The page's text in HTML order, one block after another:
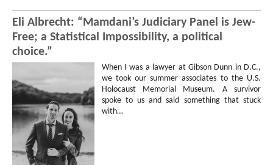
Eli Albrecht: “Mamdani’s Judiciary Panel is Jew-
Free; a Statistical Impossibility, a political
choice.”
When I was a lawyer at Gibson Dunn in D.C.,
we took our summer associates to the U.S.
Holocaust Memorial Museum. A survivor
spoke to us and said something that stuck
with…